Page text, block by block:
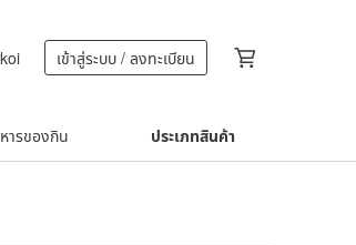
เข้าสู่ระบบ / ลงทะเบียน
ารของกิน ประเภทสินค้า